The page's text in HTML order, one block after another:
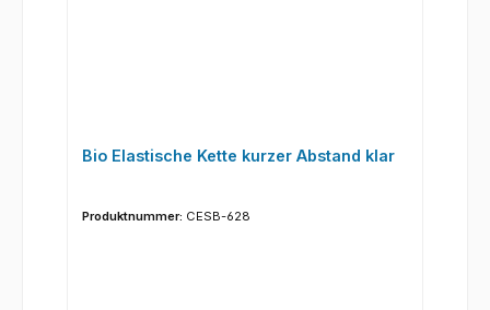
Bio Elastische Kette kurzer Abstand klar
Produktnummer: CESB-628